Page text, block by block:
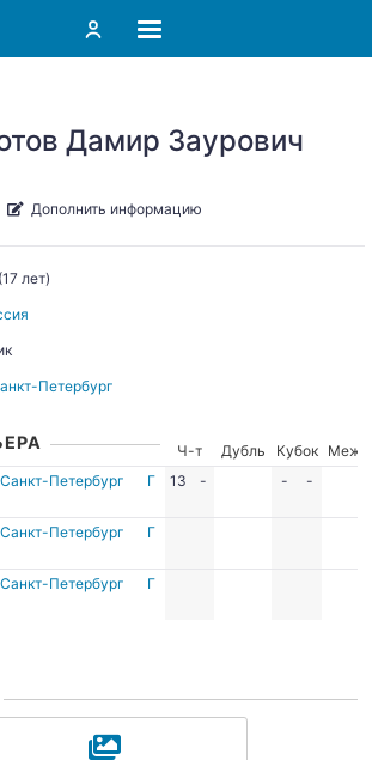
Дамир Заурович
Дополнить информацию
(17 лет)
Петербург
Ч-т Дубль Кубок
Межд.
Петербург Г 13 - - -
Петербург Г
Петербург Г